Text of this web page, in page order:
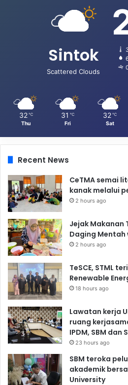
Sintok
Scattered Clouds
32 ℃
Thu
31 ℃
Fri
32 ℃
Sat
Recent News
CeTMA semai
kanak melalui
2 hours ago
Jejak Makanan
Daging Mentah
2 hours ago
TeSCE, STML
Renewable
18 hours ago
Lawatan kerja
ruang
IPDM, SBM dan
23 hours ago
SBM teroka
akademik
University